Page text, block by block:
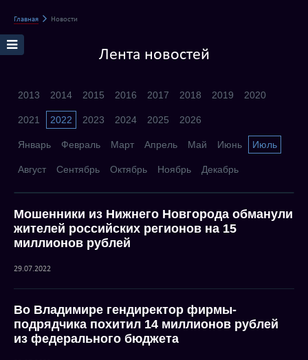
Главная Новости
Лента новостей
2013 2014 2015 2016 2017 2018 2019 2020
2021 2022 2023 2024 2025 2026
Январь Февраль Март Апрель Май Июнь Июль
Август Сентябрь Октябрь Ноябрь Декабрь
Мошенники из Нижнего Новгорода обманули
жителей российских регионов на 15
миллионов рублей
29.07.2022
Во Владимире гендиректор фирмы-
подрядчика похитил 14 миллионов рублей
из федерального бюджета